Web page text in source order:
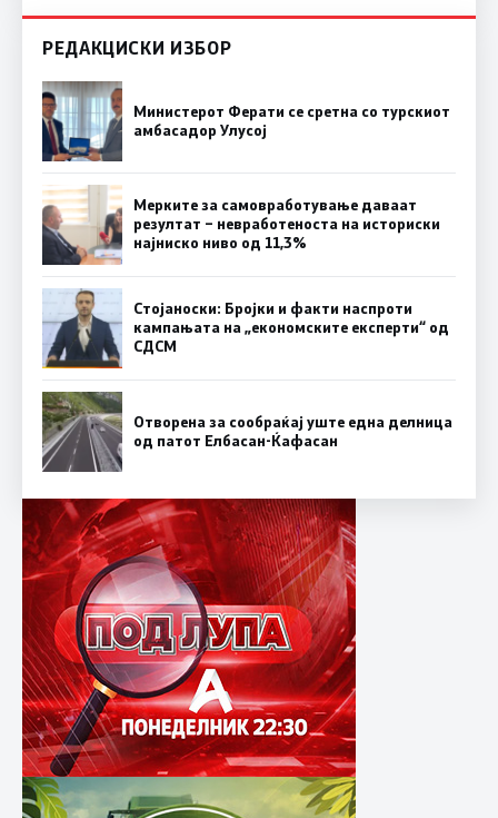
РЕДАКЦИСКИ ИЗБОР
Министерот Ферати се сретна со турскиот
амбасадор Улусој
Мерките за самовработување даваат
резултат – невработеноста на историски
најниско ниво од 11,3%
Стојаноски: Бројки и факти наспроти
кампањата на „економските експерти“ од
СДСM
Отворена за сообраќај уште една делница
од патот Елбасан-Ќафасан